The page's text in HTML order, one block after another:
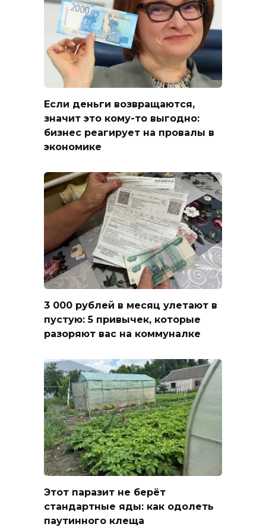
Если деньги возвращаются,
значит это кому-то выгодно:
бизнес реагирует на провалы в
экономике
3 000 рублей в месяц улетают в
пустую: 5 привычек, которые
разоряют вас на коммуналке
Этот паразит не берёт
стандартные яды: как одолеть
паутинного клеща